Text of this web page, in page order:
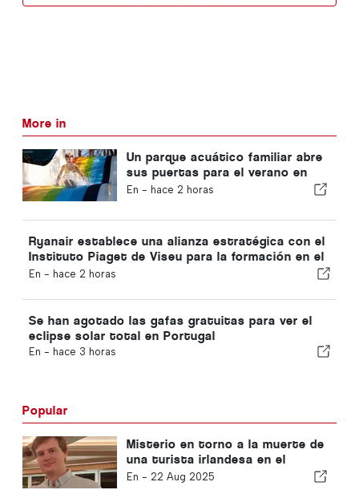
More in
Un parque acuático familiar abre
sus puertas para el verano en
Portugal con entradas a 2 €
En - hace 2 horas
Ryanair establece una alianza estratégica con el
Instituto Piaget de Viseu para la formación en el
sector de la aviación en Portugal
En - hace 2 horas
Se han agotado las gafas gratuitas para ver el
eclipse solar total en Portugal
En - hace 3 horas
Popular
Misterio en torno a la muerte de
una turista irlandesa en el
Algarve
En - 22 Aug 2025